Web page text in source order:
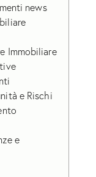
news
Immobiliare
e Rischi
e